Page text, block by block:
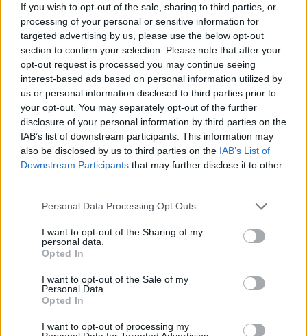
If you wish to opt-out of the sale, sharing to third parties, or
processing of your personal or sensitive information for
targeted advertising by us, please use the below opt-out
section to confirm your selection. Please note that after your
opt-out request is processed you may continue seeing
interest-based ads based on personal information utilized by
us or personal information disclosed to third parties prior to
your opt-out. You may separately opt-out of the further
disclosure of your personal information by third parties on the
IAB’s list of downstream participants. This information may
also be disclosed by us to third parties on the IAB’s List of
Downstream Participants that may further disclose it to other
Please note that this website/app uses one or more Google
not limited to your visit or usage behaviour. You may click to
grant or deny consent to Google and its third-party tags to
use your data for below specified purposes in below Google
consent section.
Personal Data Processing Opt Outs
I want to opt-out of the Sharing of my
personal data.
Opted In
I want to opt-out of the Sale of my
Personal Data.
Opted In
I want to opt-out of processing my
Continua a leggere
CALCIO
Venezia FC: il calendario e i dettagli della tournée
francese
Andrea Conforti · 7 Ago 2026
CALCIO